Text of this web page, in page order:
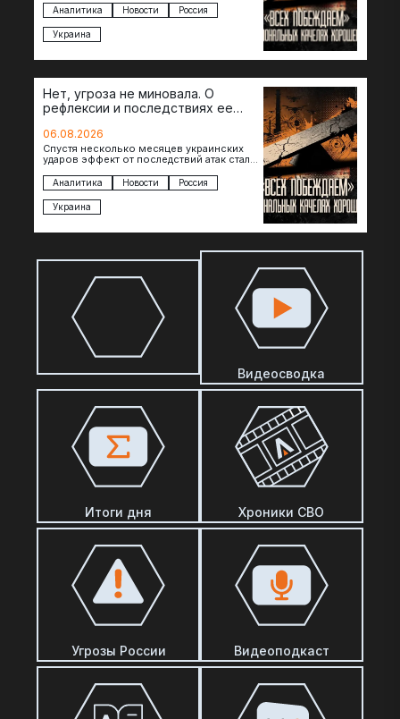
возможностей — повод задаться
вопросом: что делать…
Аналитика Новости Россия
Украина
Нет, угроза не миновала. О
рефлексии и последствиях ее
06.08.2026
Спустя несколько месяцев украинских
ударов эффект от последствий атак стал
коллапса розничной торговли не…
Аналитика Новости Россия
Украина
Видеосводка
Итоги дня Хроники СВО
Угрозы России Видеоподкаст